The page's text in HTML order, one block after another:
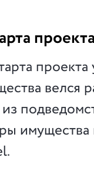
проекта
велся
имущества